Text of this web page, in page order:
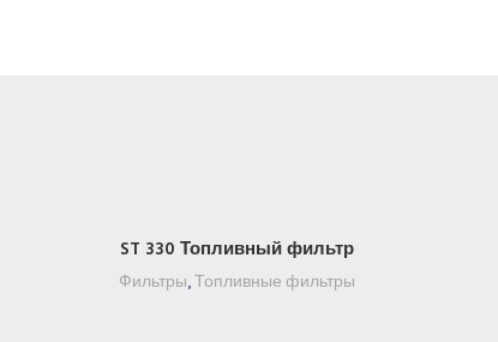
ПОДРОБНЕЕ
ST 330 Топливный фильтр
Фильтры,Топливные фильтры